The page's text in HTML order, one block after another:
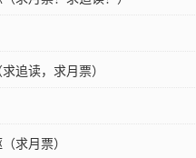
追读，求月票）
求月票）